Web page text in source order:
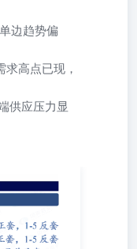
边趋势偏
求高点已现，
供应压力显
，1-5反套PTA：成本
MEG：单边趋势仍偏
业资格号：
场动态】 俄罗斯基里希
的火灾已被扑灭，地区州